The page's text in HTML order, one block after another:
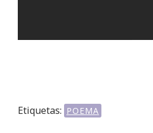
Etiquetas: POEMA